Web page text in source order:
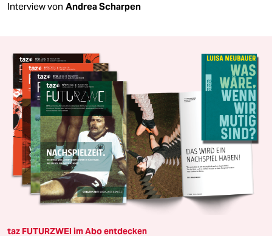
Interview von Andrea Scharpen
taz FUTURZWEI im Abo entdecken